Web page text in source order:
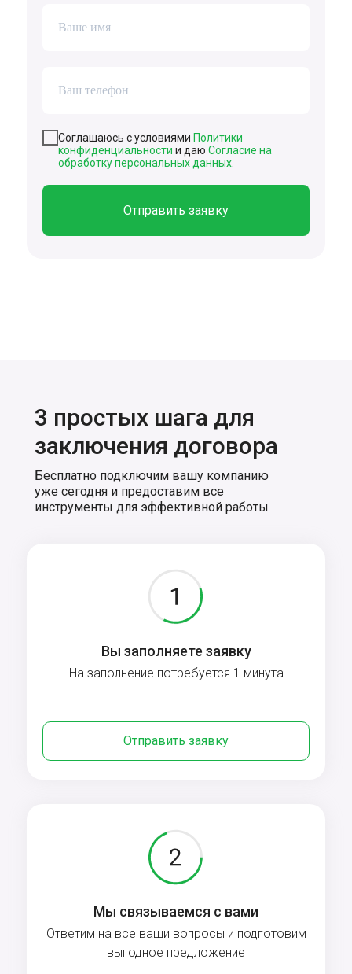
Ваше имя
Ваш телефон
Соглашаюсь с условиями Политики
конфиденциальности и даю Согласие на
обработку персональных данных
Отправить заявку
3 простых шага для
заключения договора
Бесплатно подключим вашу компанию
уже сегодня и предоставим все
инструменты для эффективной работы
Отправить заявку
Вы заполняете заявку
На заполнение потребуется 1 минута
Мы связываемся с вами
Ответим на все ваши вопросы и подготовим
выгодное предложение